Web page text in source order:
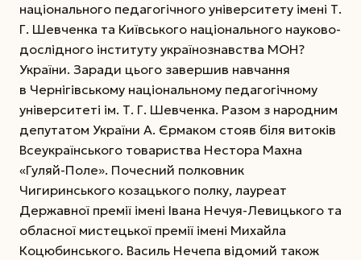
національного педагогічного університету імені Т.
Г. Шевченка та Київського національного науково-
дослідного інституту українознавства МОН?
України. Заради цього завершив навчання
в Чернігівському національному педагогічному
університеті ім. Т. Г. Шевченка. Разом з народним
депутатом України А. Єр­ма­ком стояв біля витоків
Всеукраїнського товариства Нестора Махна
«Гуляй-Поле». Почесний полковник
Чигиринського козацького полку, лауреат
Державної премії імені Івана Нечуя-Левицького та
обласної мистецької премії імені Михайла
Коцюбинського. Василь Нечепа відомий також